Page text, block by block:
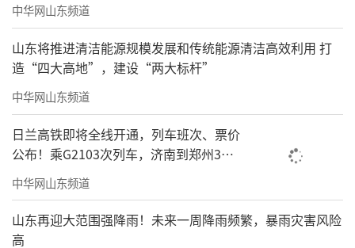
中华网山东频道
山东将推进清洁能源规模发展和传统能源清洁高效利用 打
造“四大高地”，建设“两大标杆”
中华网山东频道
日兰高铁即将全线开通，列车班次、票价
公布！乘G2103次列车，济南到郑州3小
时到达
中华网山东频道
山东再迎大范围强降雨！未来一周降雨频繁，暴雨灾害风险
高